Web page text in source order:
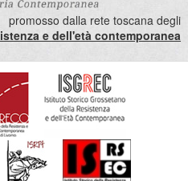
promosso dalla rete toscana degli
e dell'età contemporanea